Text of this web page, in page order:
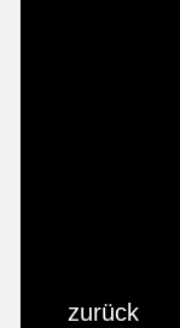
zurück